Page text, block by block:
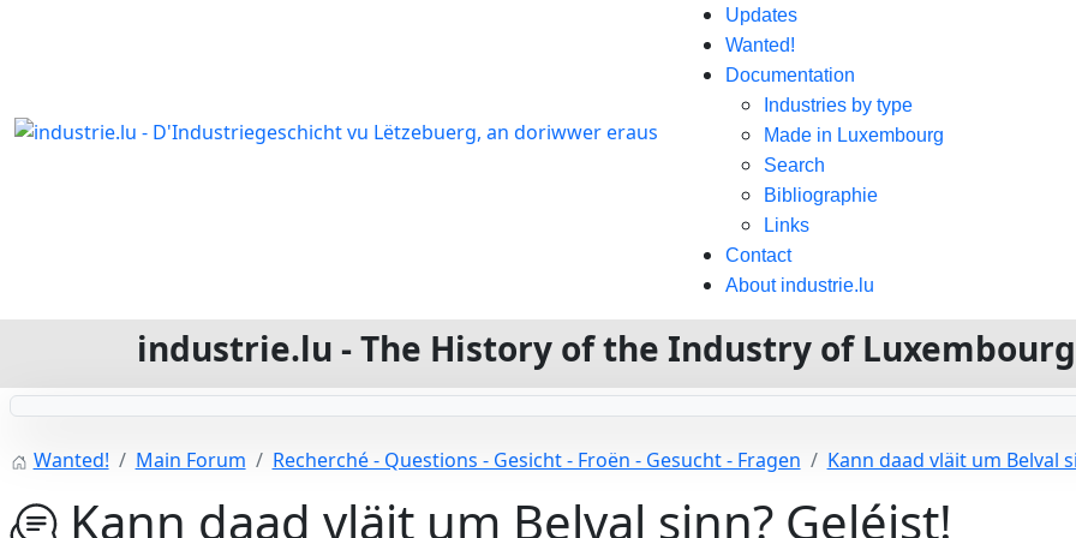
Updates
Wanted!
Documentation
Industries by type
Made in Luxembourg
Search
Bibliographie
Links
Contact
About industrie.lu
industrie.lu - The History of the Industry of
Wanted! Main Forum Recherché - Questions - Gesicht - Froën - Gesucht - Fragen Kann daad vläit um Belval
Kann daad vläit um Belval sinn? Geléist!